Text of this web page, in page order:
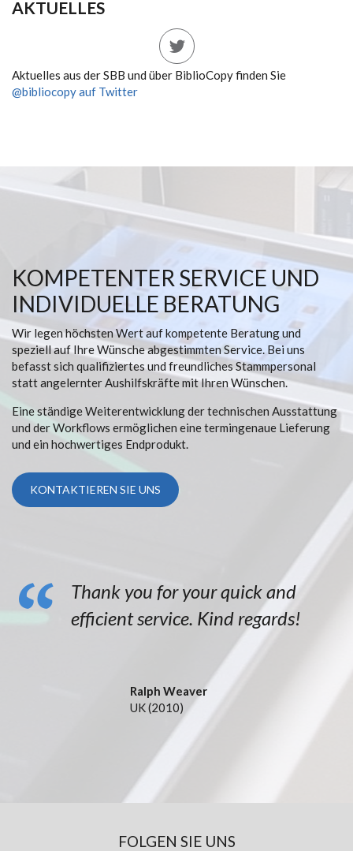
AKTUELLES
Aktuelles aus der SBB und über BiblioCopy finden Sie
@bibliocopy auf Twitter
KOMPETENTER SERVICE UND
INDIVIDUELLE BERATUNG
Wir legen höchsten Wert auf kompetente Beratung und
speziell auf Ihre Wünsche abgestimmten Service. Bei uns
befasst sich qualifiziertes und freundliches Stammpersonal
statt angelernter Aushilfskräfte mit Ihren Wünschen.
Eine ständige Weiterentwicklung der technischen Ausstattung
und der Workflows ermöglichen eine termingenaue Lieferung
und ein hochwertiges Endprodukt.
KONTAKTIEREN SIE UNS
Thank you for your quick and
efficient service. Kind regards!
Ralph Weaver
UK (2010)
FOLGEN SIE UNS